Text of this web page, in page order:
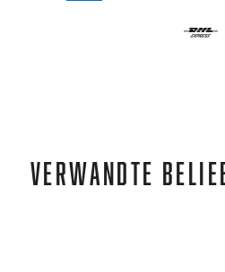
VERWANDTE